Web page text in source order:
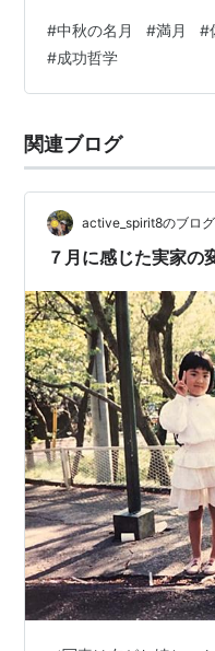
『生命の覚醒 あなた
る』アイジーエー
『営業マンは1秒で
2000.10
『最強運 幸運、強運
ルール』日新報道
たへ』日新報道
『「天運を拓く」実
の"奇跡"と"感動"の
『営業マンはゲーム
をやり直す45の法則
『営業力が身につく
ームと思おう楽しむ
当たり前の実践術54
『人生に奇跡を呼ぶ
にあなたを生まれ変
新報道 2001.1
佐藤康行氏のベストセ
この本が語るのは、月
また、初めから全てを
覚してしまう。しかし
だ、とこの本は教えて
#中秋の名月 #満月 #
#成功哲学
関連ブログ
active_spirit8のブログ
７月に感じた実家